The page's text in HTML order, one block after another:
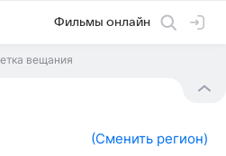
Фильмы онлайн
вещания
(Сменить регион)